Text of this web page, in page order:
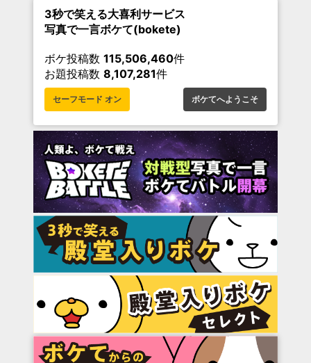
3秒で笑える大喜利サービス
写真で一言ボケて(bokete)
ボケ投稿数 115,506,460件
お題投稿数 8,107,281件
セーフモード オン ボケてへようこそ